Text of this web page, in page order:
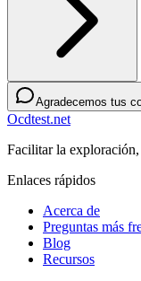
Agradecemos tus
Ocdtest.net
Facilitar la
Enlaces rápidos
Acerca de
Preguntas más
Blog
Recursos